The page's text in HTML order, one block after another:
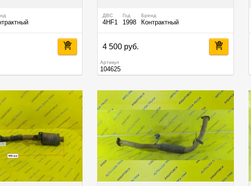
ДВС
4HF1
Год
1998
Бренд
Контрактный
4 500 руб.
Артикул
104625